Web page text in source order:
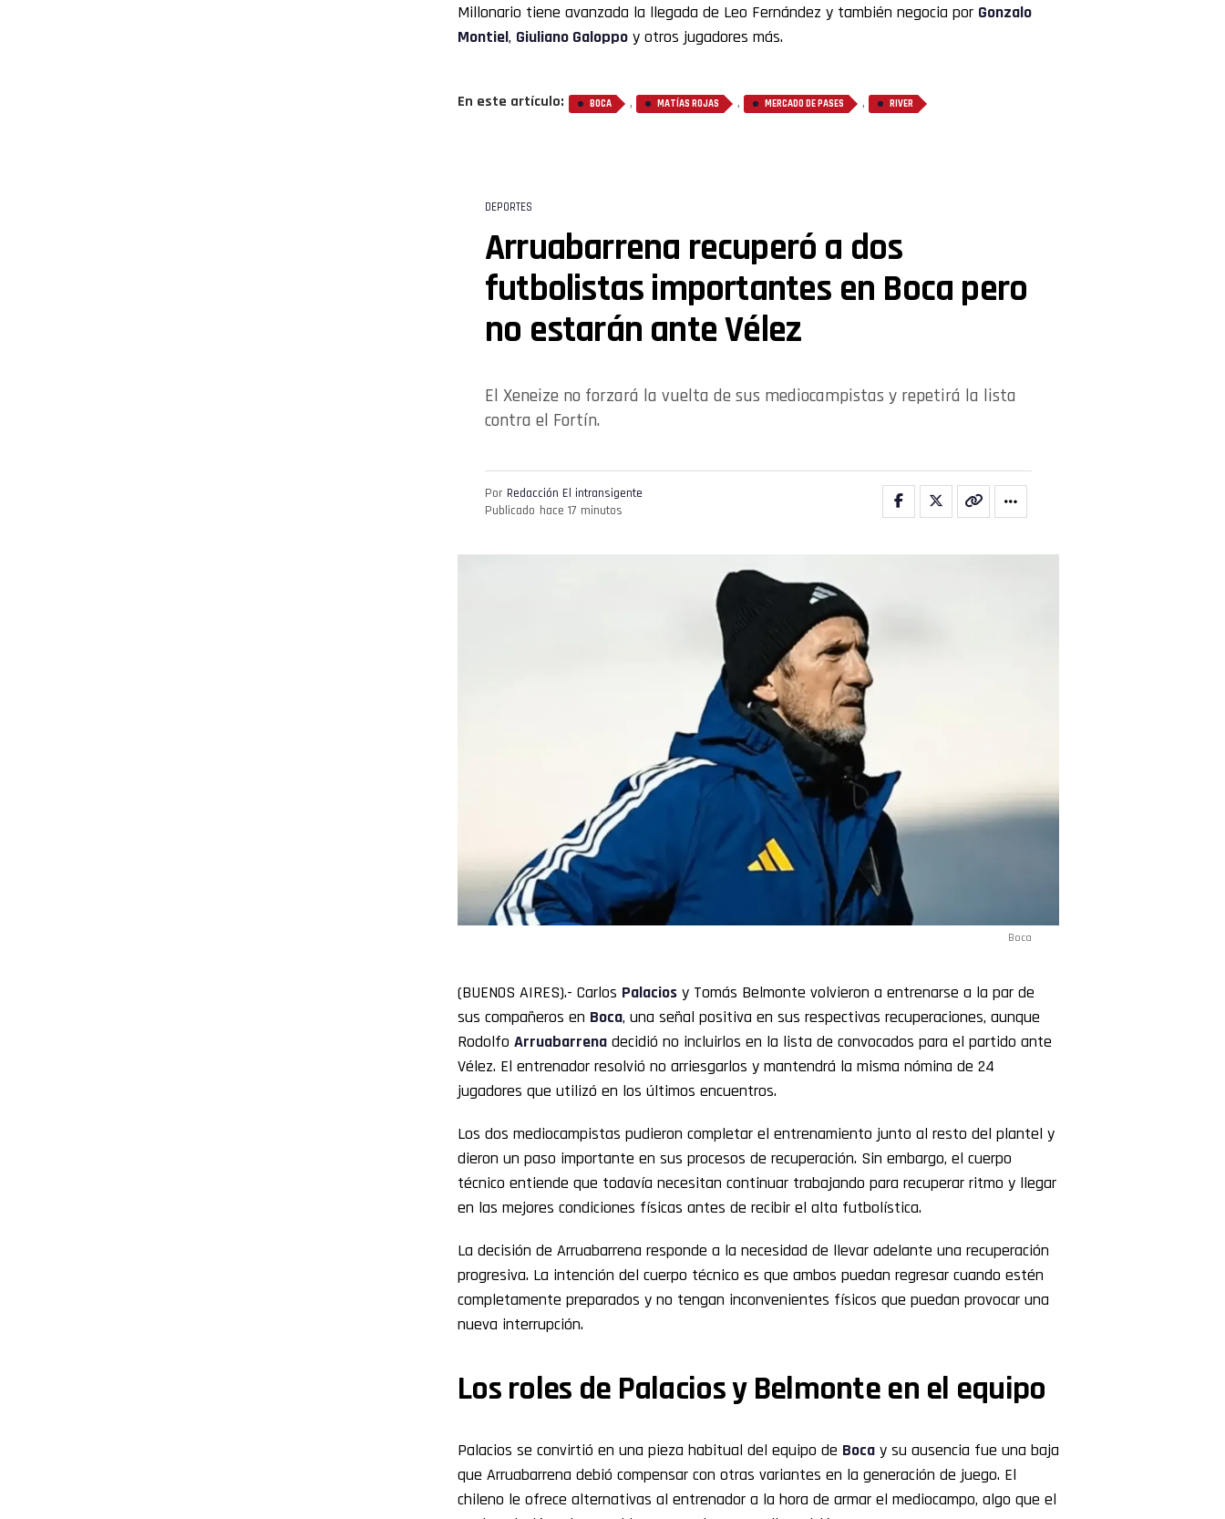
Millonario tiene avanzada la llegada de Leo Fernández y también negocia por Gonzalo
Montiel, Giuliano Galoppo y otros jugadores más.
En este artículo: BOCA , MATÍAS ROJAS , MERCADO DE PASES , RIVER
DEPORTES
Arruabarrena recuperó a dos
futbolistas importantes en Boca pero
no estarán ante Vélez
El Xeneize no forzará la vuelta de sus mediocampistas y repetirá la lista
contra el Fortín.
Por Redacción El intransigente
Publicado hace 17 minutos
Boca
(BUENOS AIRES).- Carlos Palacios y Tomás Belmonte volvieron a entrenarse a la par de
sus compañeros en Boca, una señal positiva en sus respectivas recuperaciones, aunque
Rodolfo Arruabarrena decidió no incluirlos en la lista de convocados para el partido ante
Vélez. El entrenador resolvió no arriesgarlos y mantendrá la misma nómina de 24
jugadores que utilizó en los últimos encuentros.
Los dos mediocampistas pudieron completar el entrenamiento junto al resto del plantel y
dieron un paso importante en sus procesos de recuperación. Sin embargo, el cuerpo
técnico entiende que todavía necesitan continuar trabajando para recuperar ritmo y llegar
en las mejores condiciones físicas antes de recibir el alta futbolística.
La decisión de Arruabarrena responde a la necesidad de llevar adelante una recuperación
progresiva. La intención del cuerpo técnico es que ambos puedan regresar cuando estén
completamente preparados y no tengan inconvenientes físicos que puedan provocar una
nueva interrupción.
Los roles de Palacios y Belmonte en el equipo
Palacios se convirtió en una pieza habitual del equipo de Boca y su ausencia fue una baja
que Arruabarrena debió compensar con otras variantes en la generación de juego. El
chileno le ofrece alternativas al entrenador a la hora de armar el mediocampo, algo que el